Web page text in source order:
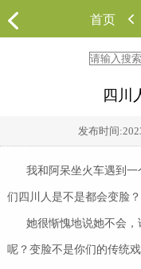
首页
四川
发布时间:
我和阿呆坐火车遇到一
们四川人是不是都会变脸
她很惭愧地说她不会，
呢？变脸不是你们的传统